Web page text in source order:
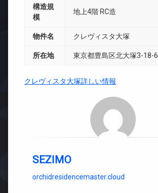
構造規
模
地上4階 RC造
物件名 クレヴィスタ大塚
所在地 東京都豊島区北大塚3-18-6
クレヴィスタ大塚詳しい情報
SEZIMO
orchidresidencemaster.cloud